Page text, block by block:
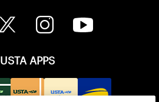
USTA APPS